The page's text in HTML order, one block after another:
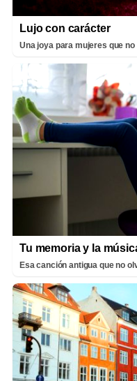
Lujo con carácter
Una joya para mujeres que
Tu memoria y la
Esa canción antigua que no